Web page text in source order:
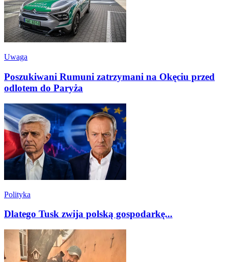
Uwaga
Poszukiwani Rumuni zatrzymani na Okęciu przed
odlotem do Paryża
Polityka
Dlatego Tusk zwija polską gospodarkę...